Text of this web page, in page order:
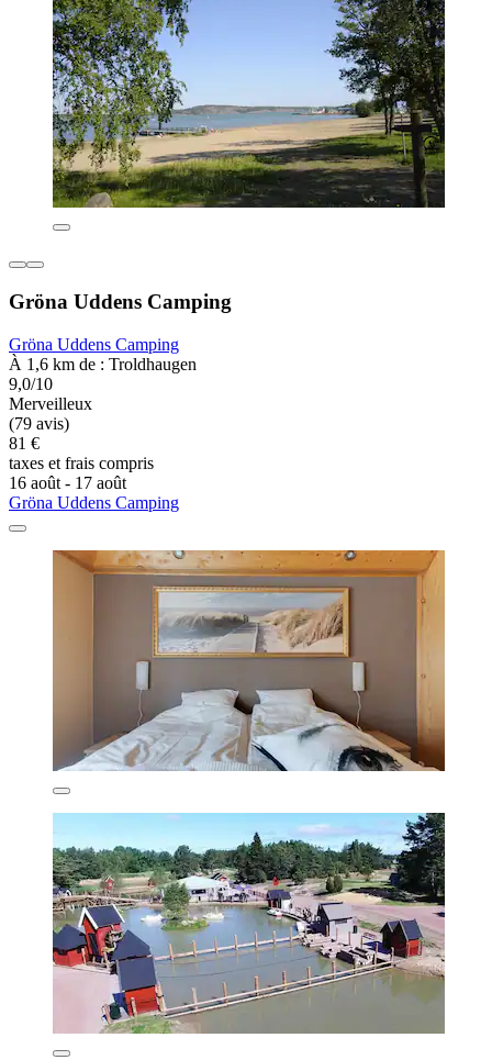
Gröna Uddens Camping
Gröna Uddens Camping
À 1,6 km de : Troldhaugen
9,0/10
Merveilleux
(79 avis)
81 €
taxes et frais compris
16 août - 17 août
Gröna Uddens Camping